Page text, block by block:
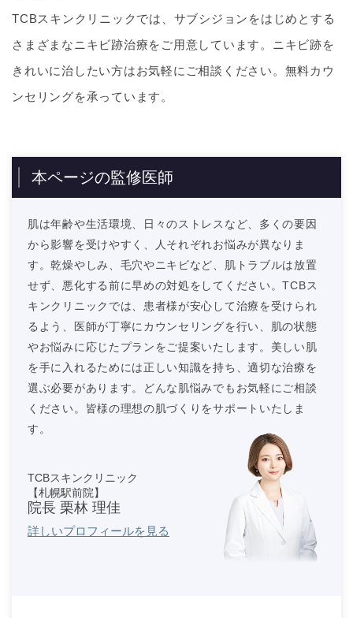
TCBスキンクリニックでは、サブシジョンをはじめとする
さまざまなニキビ跡治療をご用意しています。ニキビ跡を
きれいに治したい方はお気軽にご相談ください。無料カウ
ンセリングを承っています。
本ページの監修医師
肌は年齢や生活環境、日々のストレスなど、多くの要因
から影響を受けやすく、人それぞれお悩みが異なりま
す。乾燥やしみ、毛穴やニキビなど、肌トラブルは放置
せず、悪化する前に早めの対処をしてください。TCBス
キンクリニックでは、患者様が安心して治療を受けられ
るよう、医師が丁寧にカウンセリングを行い、肌の状態
やお悩みに応じたプランをご提案いたします。美しい肌
を手に入れるためには正しい知識を持ち、適切な治療を
選ぶ必要があります。どんな肌悩みでもお気軽にご相談
ください。皆様の理想の肌づくりをサポートいたしま
す。
TCBスキンクリニック
【札幌駅前院】
院長 栗林 理佳
詳しいプロフィールを見る